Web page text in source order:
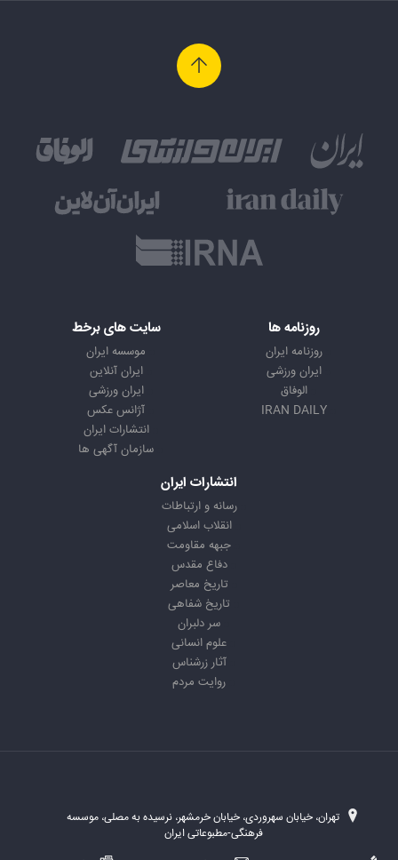
روزنامه ها
روزنامه ایران
ایران ورزشی
الوفاق
IRAN DAILY
سایت های برخط
موسسه ایران
ایران آنلاین
ایران ورزشی
آژانس عکس
انتشارات ایران
سازمان آگهی ها
انتشارات ایران
رسانه و ارتباطات
انقلاب اسلامی
جبهه مقاومت
دفاع مقدس
تاریخ معاصر
تاریخ شفاهی
سر دلبران
علوم انسانی
آثار زرشناس
روایت مردم
تهران، خیابان سهروردی، خیابان خرمشهر، نرسیده به مصلی، موسسه
فرهنگی-مطبوعاتی ایران